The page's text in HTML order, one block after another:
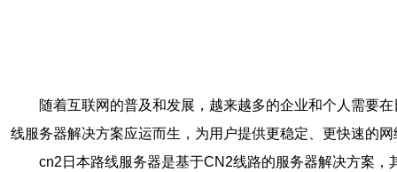
随着互联网的普及和发展，越来越多的企业和个人需要
线服务器解决方案应运而生，为用户提供更稳定、更快速的网
cn2日本路线服务器是基于CN2线路的服务器解决方案，